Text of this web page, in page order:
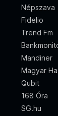
Népszava
Fidelio
Trend Fm
Mandiner
Magyar
Qubit
168 Óra
SG.hu